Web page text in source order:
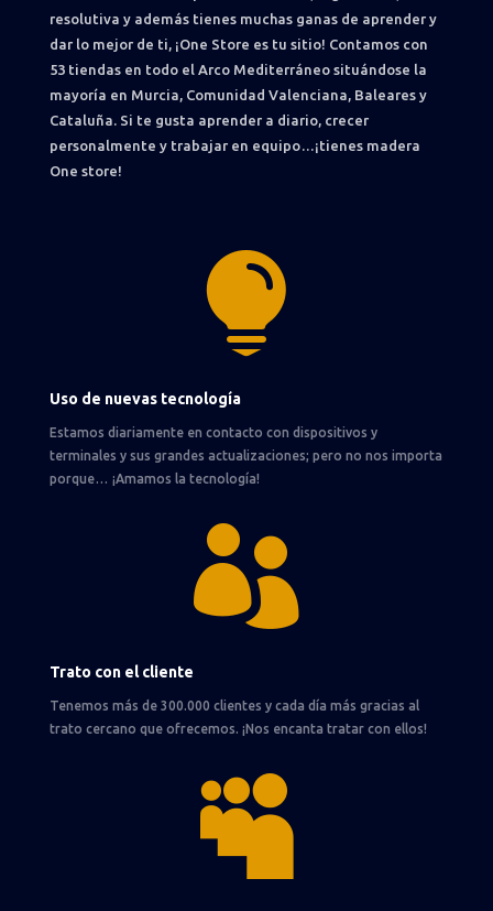
resolutiva y además tienes muchas ganas de aprender y
dar lo mejor de ti, ¡One Store es tu sitio! Contamos con
53 tiendas en todo el Arco Mediterráneo situándose la
mayoría en Murcia, Comunidad Valenciana, Baleares y
Cataluña. Si te gusta aprender a diario, crecer
personalmente y trabajar en equipo…¡tienes madera
One store!

Uso de nuevas tecnología
Estamos diariamente en contacto con dispositivos y
terminales y sus grandes actualizaciones; pero no nos importa
porque… ¡Amamos la tecnología!

Trato con el cliente
Tenemos más de 300.000 clientes y cada día más gracias al
trato cercano que ofrecemos. ¡Nos encanta tratar con ellos!
